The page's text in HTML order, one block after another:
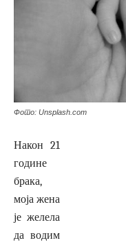
Фото: Unsplash.com
Након 21
године
брака,
моја жена
је желела
да водим